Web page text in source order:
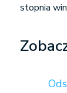
stopnia